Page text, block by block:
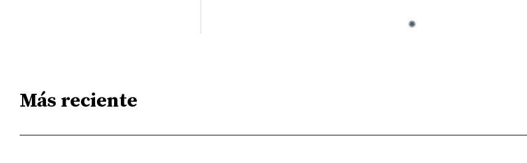
Más reciente